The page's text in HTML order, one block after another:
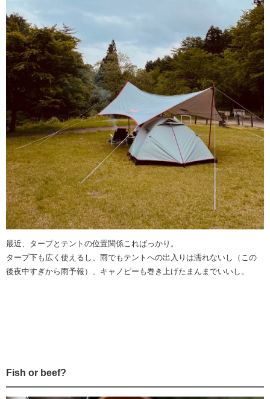
最近、タープとテントの位置関係こればっかり。
タープ下も広く使えるし、雨でもテントへの出入りは濡れないし（この
後夜中すぎから雨予報）、キャノピーも巻き上げたまんまでいいし。
Fish or beef?